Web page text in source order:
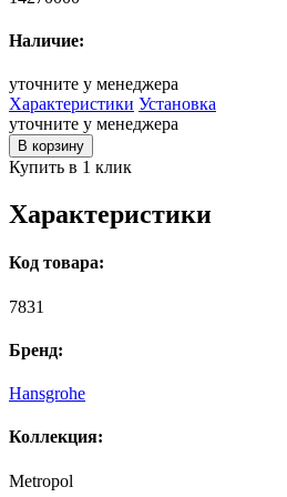
Наличие:
уточните у менеджера
Характеристики Установка
уточните у менеджера
В корзину
Купить в 1 клик
Характеристики
Код товара:
7831
Бренд:
Hansgrohe
Коллекция:
Metropol